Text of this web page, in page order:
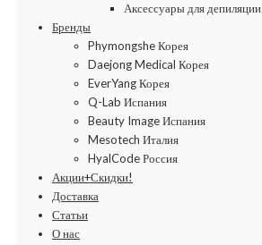
Аксессуары для депиляции
Бренды
Phymongshe Корея
Daejong Medical Корея
EverYang Корея
Q-Lab Испания
Beauty Image Испания
Mesotech Италия
HyalCode Россия
Акции+Скидки!
Доставка
Статьи
О нас